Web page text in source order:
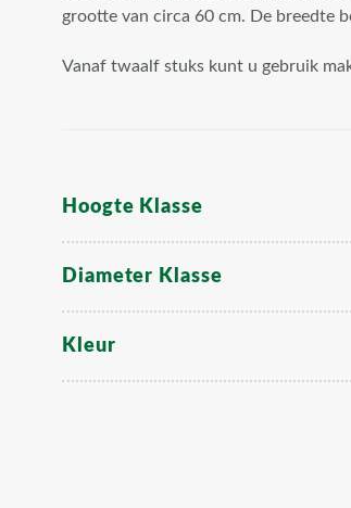
grootte van circa 60 cm. De breedte
Vanaf twaalf stuks kunt u gebruik
Hoogte Klasse
Diameter Klasse
Kleur